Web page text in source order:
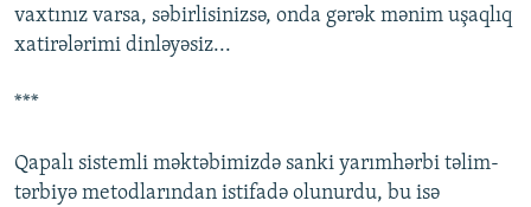
vaxtınız varsa, səbirlisinizsə, onda gərək mənim uşaqlıq
xatirələrimi dinləyəsiz...
***
Qapalı sistemli məktəbimizdə sanki yarımhərbi təlim-
tərbiyə metodlarından istifadə olunurdu, bu isə